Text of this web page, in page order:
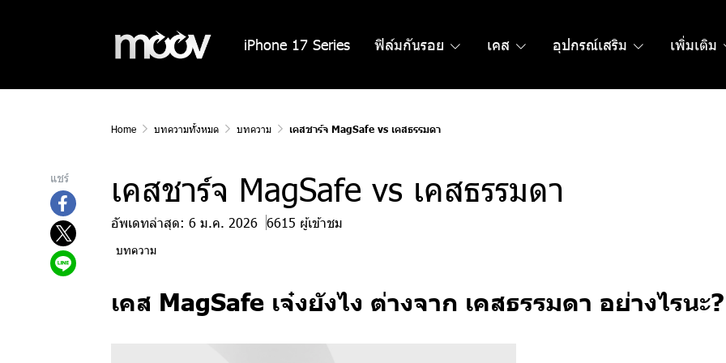
iPhone 17 Series ฟิล์มกันรอย เคส อุปกรณ์เสริม เพิ่มเติม
Home บทความทั้งหมด บทความ เคสชาร์จ MagSafe vs เคสธรรมดา
แชร์ เคสชาร์จ MagSafe vs เคสธรรมดา
อัพเดทล่าสุด: 6 ม.ค. 2026 6615 ผู้เข้าชม
บทความ
เคส MagSafe เจ๋งยังไง ต่างจาก เคสธรรมดา อย่างไรนะ?